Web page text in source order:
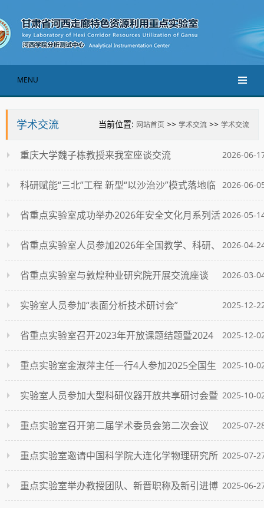
MENU
学术交流 当前位置: 网站首页 >>学术交流 >>学术交流
2026-06-
重庆大学魏子栋教授来我室座谈交流
2026-06-
科研赋能“三北”工程 新型“以沙治沙”模式落地临
泽板桥镇 2026-05-
省重点实验室成功举办2026年安全文化月系列活
动 2026-04-
省重点实验室人员参加2026年全国教学、科研、
医疗及检验检测单位实验室危险化学品安全管理（新法规
新标准）与安全应急培训班
2026-03-
省重点实验室与敦煌种业研究院开展交流座谈
2025-12-
实验室人员参加“表面分析技术研讨会”
2025-12-
省重点实验室召开2023年开放课题结题暨2024
年开放课题中期推进会 2025-10-
重点实验室金淑萍主任一行4人参加2025全国生
物技术与材料产学研合作研讨会 2025-10-
实验室人员参加大型科研仪器开放共享研讨会暨
国产仪器进高校（兰州大学站）活动 2025-07-
重点实验室召开第二届学术委员会第二次会议
2025-07-
重点实验室邀请中国科学院大连化学物理研究所
王峰研究员作学术报告 2025-06-
重点实验室举办教授团队、新晋职称及新引进博